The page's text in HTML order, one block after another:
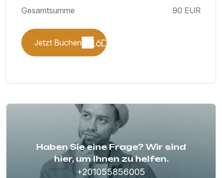
Gesamtsumme 90 EUR
Jetzt Buchen
Haben Sie eine Frage? Wir sind
hier, um Ihnen zu helfen.
+201055856005